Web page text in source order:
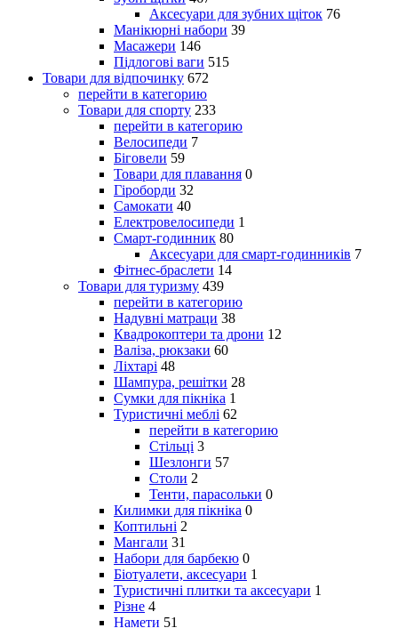
Аксесуари для зубних щіток 76
Манікюрні набори 39
Масажери 146
Підлогові ваги 515
Товари для відпочинку 672
перейти в категорию
Товари для спорту 233
перейти в категорию
Велосипеди 7
Біговели 59
Товари для плавання 0
Гіроборди 32
Самокати 40
Електровелосипеди 1
Смарт-годинник 80
Аксесуари для смарт-годинників 7
Фітнес-браслети 14
Товари для туризму 439
перейти в категорию
Надувні матраци 38
Квадрокоптери та дрони 12
Валіза, рюкзаки 60
Ліхтарі 48
Шампура, решітки 28
Сумки для пікніка 1
Туристичні меблі 62
перейти в категорию
Стільці 3
Шезлонги 57
Столи 2
Тенти, парасольки 0
Килимки для пікніка 0
Коптильні 2
Мангали 31
Набори для барбекю 0
Біотуалети, аксесуари 1
Туристичні плитки та аксесуари 1
Різне 4
Намети 51